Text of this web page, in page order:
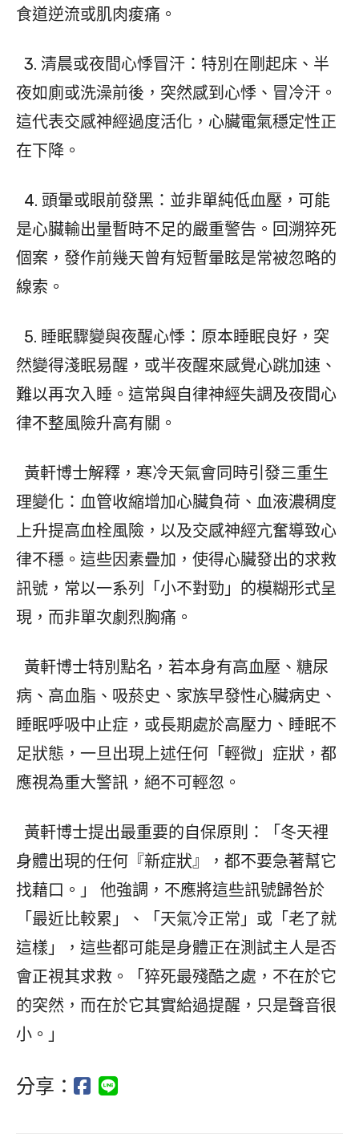
食道逆流或肌肉痠痛。
3. 清晨或夜間心悸冒汗：特別在剛起床、半
夜如廁或洗澡前後，突然感到心悸、冒冷汗。
這代表交感神經過度活化，心臟電氣穩定性正
在下降。
4. 頭暈或眼前發黑：並非單純低血壓，可能
是心臟輸出量暫時不足的嚴重警告。回溯猝死
個案，發作前幾天曾有短暫暈眩是常被忽略的
線索。
5. 睡眠驟變與夜醒心悸：原本睡眠良好，突
然變得淺眠易醒，或半夜醒來感覺心跳加速、
難以再次入睡。這常與自律神經失調及夜間心
律不整風險升高有關。
黃軒博士解釋，寒冷天氣會同時引發三重生
理變化：血管收縮增加心臟負荷、血液濃稠度
上升提高血栓風險，以及交感神經亢奮導致心
律不穩。這些因素疊加，使得心臟發出的求救
訊號，常以一系列「小不對勁」的模糊形式呈
現，而非單次劇烈胸痛。
黃軒博士特別點名，若本身有高血壓、糖尿
病、高血脂、吸菸史、家族早發性心臟病史、
睡眠呼吸中止症，或長期處於高壓力、睡眠不
足狀態，一旦出現上述任何「輕微」症狀，都
應視為重大警訊，絕不可輕忽。
黃軒博士提出最重要的自保原則：「冬天裡
身體出現的任何『新症狀』，都不要急著幫它
找藉口。」 他強調，不應將這些訊號歸咎於
「最近比較累」、「天氣冷正常」或「老了就
這樣」，這些都可能是身體正在測試主人是否
會正視其求救。「猝死最殘酷之處，不在於它
的突然，而在於它其實給過提醒，只是聲音很
小。」
分享：